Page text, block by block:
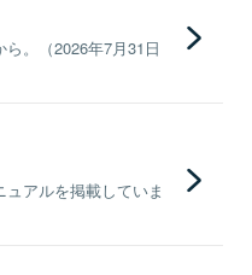
。（2026年7月31日
アルを掲載していま